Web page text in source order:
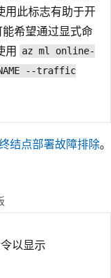
用此标志有助于开
希望通过显式命
用 az ml online-
--traffic
结点部署故障排除。
以显示